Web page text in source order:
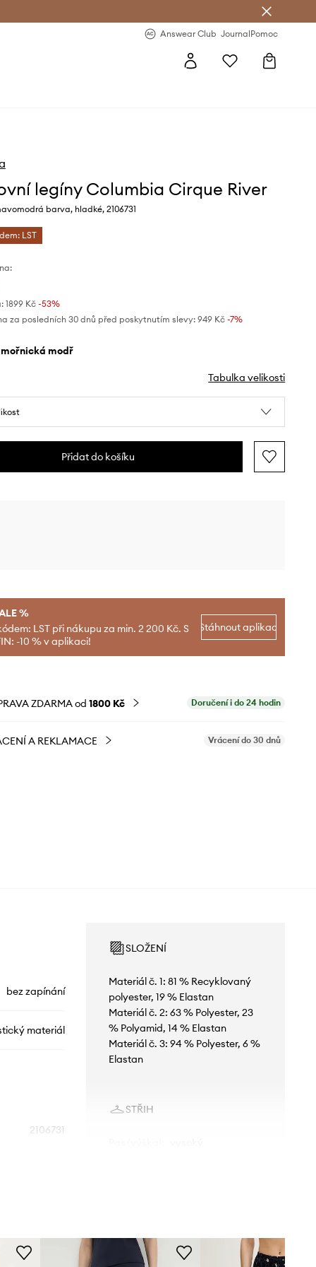
Answear Club JournalPomoc
legíny Columbia Cirque River
barva, hladké, 2106731
LST
1899 Kč-53%
za posledních 30 dnů před poskytnutím slevy: 949 Kč -7%
modř
Tabulka velikosti
Přidat do košíku
%
LST při nákupu za min. 2 200 Kč. S
-10 % v aplikaci!
Stáhnout aplikaci
ZDARMA od 1800 Kč Doručení i do 24 hodin
A REKLAMACE Vrácení do 30 dnů
bez zapínání
materiál
2106731
SLOŽENÍ
Materiál č. 1: 81 % Recyklovaný
polyester, 19 % Elastan
Materiál č. 2: 63 % Polyester, 23
% Polyamid, 14 % Elastan
Materiál č. 3: 94 % Polyester, 6 %
Elastan
STŘIH